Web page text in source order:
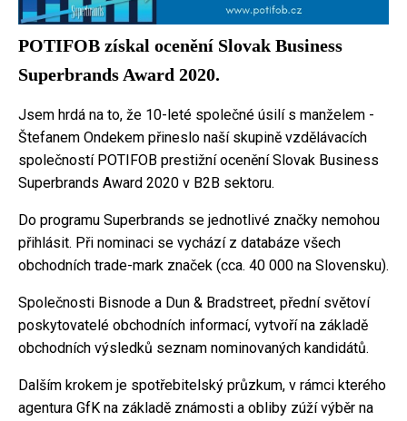
POTIFOB získal ocenění Slovak Business
Superbrands Award 2020.
Jsem hrdá na to, že 10-leté společné úsilí s manželem -
Štefanem Ondekem přineslo naší skupině vzdělávacích
společností POTIFOB prestižní ocenění Slovak Business
Superbrands Award 2020 v B2B sektoru.
Do programu Superbrands se jednotlivé značky nemohou
přihlásit. Při nominaci se vychází z databáze všech
obchodních trade-mark značek (cca. 40 000 na Slovensku).
Společnosti Bisnode a Dun & Bradstreet, přední světoví
poskytovatelé obchodních informací, vytvoří na základě
obchodních výsledků seznam nominovaných kandidátů.
Dalším krokem je spotřebitelský průzkum, v rámci kterého
agentura GfK na základě známosti a obliby zúží výběr na